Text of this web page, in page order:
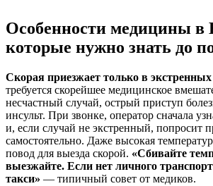
Особенности медицины в
которые нужно знать до
Скорая приезжает только в
требуется скорейшее медицинское
несчастный случай, острый приступ
инсульт. При звонке, оператор сначала
и, если случай не экстренный, попросит
самостоятельно. Даже высокая
повод для выезда скорой. «Сбивайте
выезжайте. Если нет личного
такси» — типичный совет от медиков.